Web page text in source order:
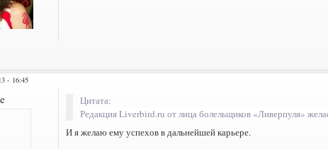
- 16:45
Цитата:
Редакция Liverbird.ru от лица болельщиков «Ливерпуля»
И я желаю ему успехов в дальнейшей карьере.